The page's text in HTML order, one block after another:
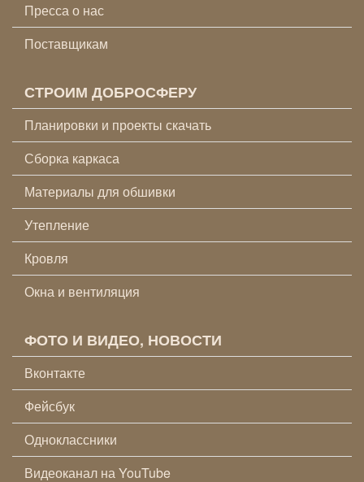
Пресса о нас
Поставщикам
СТРОИМ ДОБРОСФЕРУ
Планировки и проекты скачать
Сборка каркаса
Материалы для обшивки
Утепление
Кровля
Окна и вентиляция
ФОТО И ВИДЕО, НОВОСТИ
Вконтакте
Фейсбук
Одноклассники
Видеоканал на YouTube